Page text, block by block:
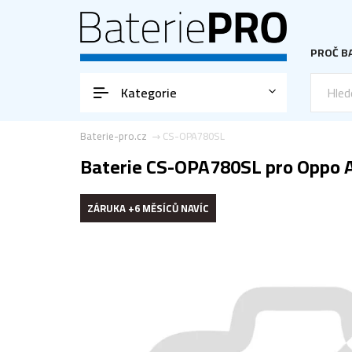
PROČ
Kategorie
CS-OPA780SL
Baterie-pro.cz
Baterie CS-OPA780SL pro Oppo
ZÁRUKA +6 MĚSÍCŮ NAVÍC